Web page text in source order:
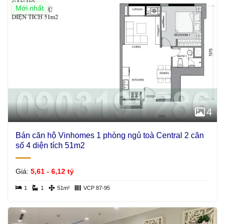
Mới nhất
4
Bán căn hộ Vinhomes 1 phòng ngủ toà Central 2 căn
số 4 diện tích 51m2
Giá: 5,61 - 6,12 tỷ
1 1 51m² VCP 87-95